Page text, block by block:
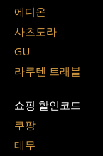
에디온
사츠도라
GU
라쿠텐 트래블
쇼핑 할인코드
쿠팡
테무